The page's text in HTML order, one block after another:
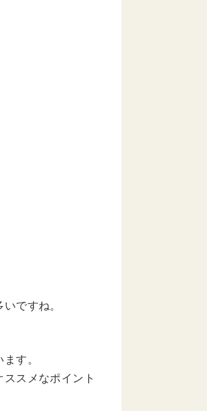
ですね。
す。
スメなポイント